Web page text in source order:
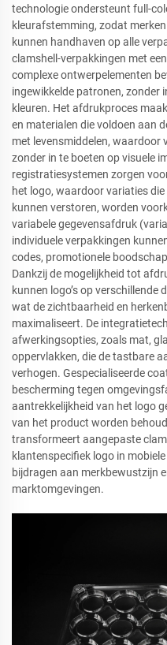
technologie ondersteunt full-
kleurafstemming, zodat
kunnen handhaven op alle
clamshell-verpakkingen met
complexe ontwerpelementen
ingewikkelde patronen, zonder
kleuren. Het afdrukproces
en materialen die voldoen aan
met levensmiddelen, waardoor
zonder in te boeten op visuele
registratiesystemen zorgen
het logo, waardoor variaties
kunnen verstoren, worden
variabele gegevensafdruk
individuele verpakkingen
codes, promotionele
Dankzij de mogelijkheid tot
kunnen logo’s op verschillende
wat de zichtbaarheid en
maximaliseert. De
afwerkingsopties, zoals mat,
oppervlakken, die de tastbare
verhogen. Gespecialiseerde
bescherming tegen
aantrekkelijkheid van het logo
van het product worden
transformeert aangepaste
klantenspecifiek logo in
bijdragen aan merkbewustzijn
marktomgevingen.